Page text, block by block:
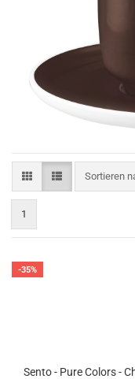
Sortieren
Sortieren
1
-35%
Sento - Pure Colors -